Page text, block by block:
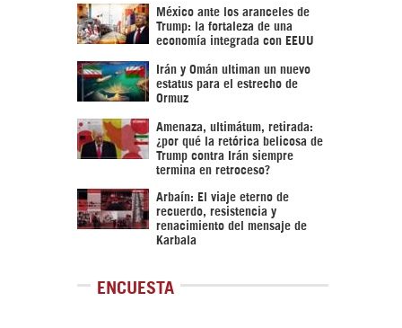
México ante los aranceles de
Trump: la fortaleza de una
economía integrada con EEUU
Irán y Omán ultiman un nuevo
estatus para el estrecho de
Ormuz
Amenaza, ultimátum, retirada:
¿por qué la retórica belicosa de
Trump contra Irán siempre
termina en retroceso?
Arbaín: El viaje eterno de
recuerdo, resistencia y
renacimiento del mensaje de
Karbala
ENCUESTA